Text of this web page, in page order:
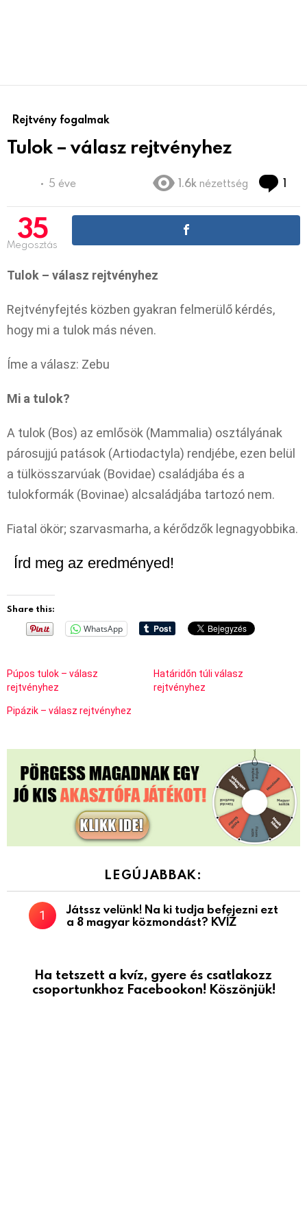
Rejtvény fogalmak
Tulok – válasz rejtvényhez
5 éve 1.6k nézettség 1
35
Megosztás
Tulok – válasz rejtvényhez
Rejtvényfejtés közben gyakran felmerülő kérdés,
hogy mi a tulok más néven.
Íme a válasz: Zebu
Mi a tulok?
A tulok (Bos) az emlősök (Mammalia) osztályának
párosujjú patások (Artiodactyla) rendjébe, ezen belül
a tülkösszarvúak (Bovidae) családjába és a
tulokformák (Bovinae) alcsaládjába tartozó nem.
Fiatal ökör; szarvasmarha, a kérődzők legnagyobbika.
Írd meg az eredményed!
Share this:
WhatsApp
Púpos tulok – válasz
rejtvényhez
Határidőn túli válasz
rejtvényhez
Pipázik – válasz rejtvényhez
LEGÚJABBAK:
Játssz velünk! Na ki tudja befejezni ezt
a 8 magyar közmondást? KVÍZ
Ha tetszett a kvíz, gyere és csatlakozz
csoportunkhoz Facebookon! Köszönjük!